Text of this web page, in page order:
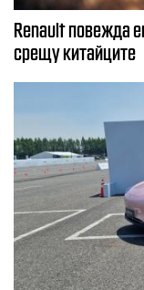
Renault повежда
срещу китайците